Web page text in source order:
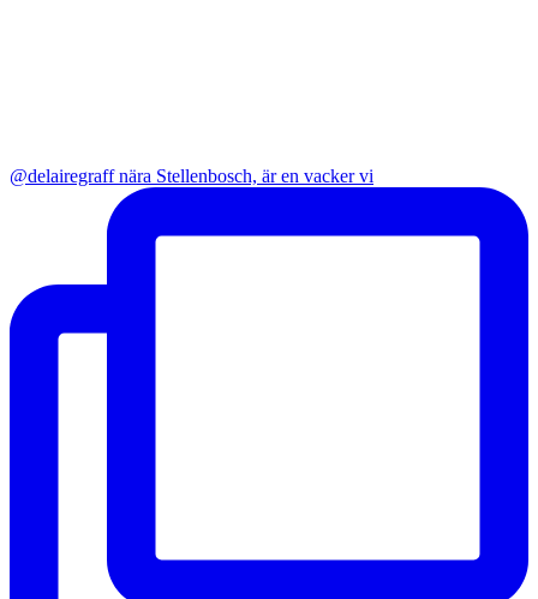
@delairegraff nära Stellenbosch, är en vacker vi